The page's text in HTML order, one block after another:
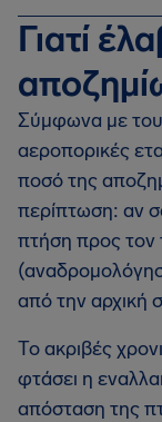
Γιατί
Σύμφωνα με
αεροπορικές
ποσό της
περίπτωση: αν
πτήση προς τον
από την αρχική
Το ακριβές
φτάσει η
απόσταση της